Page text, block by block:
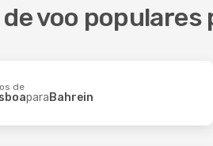
voo populares
de
para Bahrein